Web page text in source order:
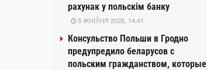
рахунак у польскім банку
5 ЖНІЎНЯ 2026, 14:41
Консульство Польши в Гродно
предупредило беларусов с
польским гражданством, которые